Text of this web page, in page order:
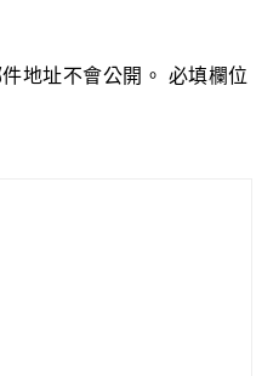
地址不會公開。 必填欄位